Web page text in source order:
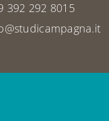
392 292 8015